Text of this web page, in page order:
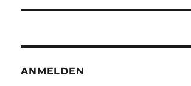
ANMELDEN